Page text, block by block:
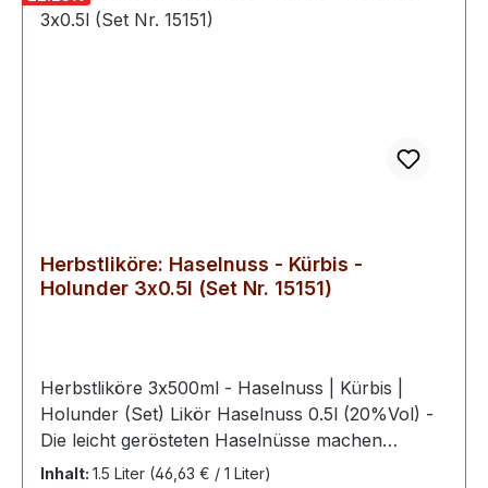
Zitrusakzente und schaffen ein harmonisches
Geschmackserlebnis voller Wärme und
ausgewogene Süße. Ein aufregender, taffer
Herbstliköre: Haselnuss - Kürbis -
Holunder 3x0.5l (Set Nr. 15151)
Herbstliköre 3x500ml - Haselnuss | Kürbis |
Holunder (Set) Likör Haselnuss 0.5l (20%Vol) -
Die leicht gerösteten Haselnüsse machen
unseren Haselnusslikör besonders mild und
Inhalt: 1.5 Liter (46,63 € / 1 Liter)